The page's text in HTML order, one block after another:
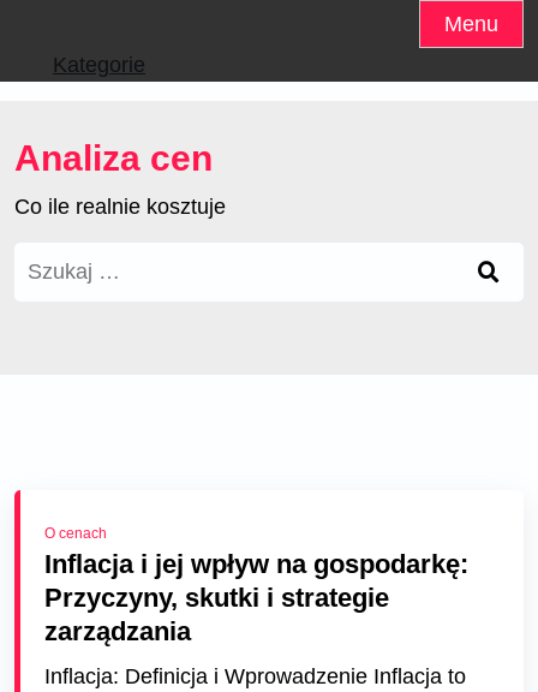
content
Menu
Kategorie
Analiza cen
Co ile realnie kosztuje
Szukaj:
O cenach
Inflacja i jej wpływ na gospodarkę:
Przyczyny, skutki i strategie
zarządzania
Inflacja: Definicja i Wprowadzenie Inflacja to